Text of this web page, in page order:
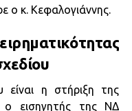
ο κ. Κεφαλογιάννης.
είναι η στήριξη της
ο εισηγητής της ΝΔ